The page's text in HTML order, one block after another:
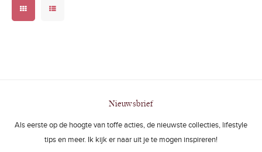
Nieuwsbrief
Als eerste op de hoogte van toffe acties, de nieuwste collecties, lifestyle
tips en meer. Ik kijk er naar uit je te mogen inspireren!